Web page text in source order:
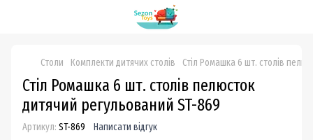
Столи Комплекти дитячих столів Стіл Ромашка 6 шт. столів
Стіл Ромашка 6 шт. столів пелюсток
дитячий регульований ST-869
Артикул: ST-869 Написати відгук